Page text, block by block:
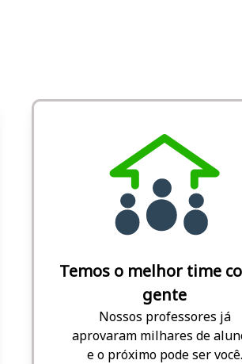
Temos o melhor time
gente
Nossos professores já
aprovaram milhares de
e o próximo pode ser você.